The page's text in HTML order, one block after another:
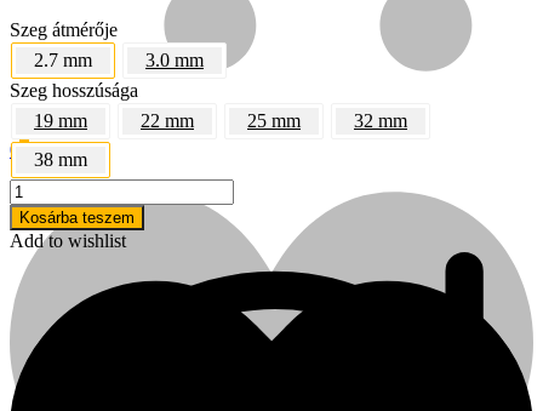
00Kosár
Szeg átmérője
2.7 mm
3.0 mm
Szeg hosszúsága
19 mm
22 mm 25 mm
32 mm
38 mm
Betonszeg,
fémszeg
2,7x38
mm
tárazott
szeg
(1000
mennyiség
Kosárba teszem
Add to wishlist